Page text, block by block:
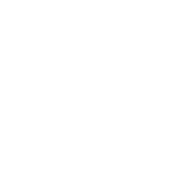
voor verschillende